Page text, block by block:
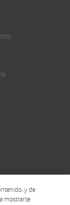
y de
mostrarte